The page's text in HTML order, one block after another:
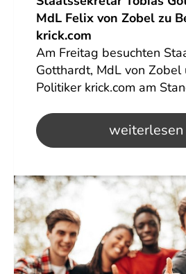
MdL Felix von Zobel zu
krick.com
Am Freitag besuchten
Gotthardt, MdL von
Politiker krick.com am
weiterlesen